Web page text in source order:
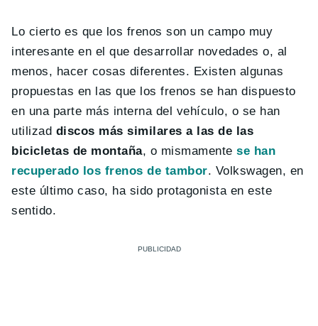
Lo cierto es que los frenos son un campo muy
interesante en el que desarrollar novedades o, al
menos, hacer cosas diferentes. Existen algunas
propuestas en las que los frenos se han dispuesto
en una parte más interna del vehículo, o se han
utilizad discos más similares a las de las
bicicletas de montaña, o mismamentese han
recuperado los frenos de tambor. Volkswagen, en
este último caso, ha sido protagonista en este
sentido.